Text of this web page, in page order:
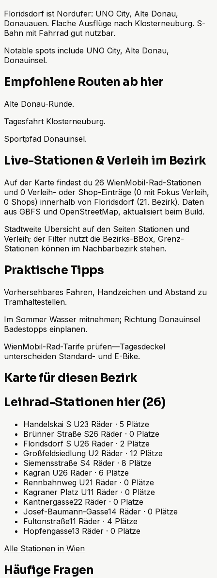
Floridsdorf ist Nordufer: UNO City, Alte Donau,
Donauauen. Flache Ausflüge nach Klosterneuburg. S-
Bahn mit Fahrrad gut nutzbar.
Notable spots include UNO City, Alte Donau,
Donauinsel.
Empfohlene Routen ab hier
Alte Donau-Runde.
Tagesfahrt Klosterneuburg.
Sportpfad Donauinsel.
Live-Stationen & Verleih im Bezirk
Auf der Karte findest du 26 WienMobil-Rad-Stationen
und 0 Verleih- oder Shop-Einträge (0 mit Fokus Verleih,
0 Shops) innerhalb von Floridsdorf (21. Bezirk). Daten
aus GBFS und OpenStreetMap, aktualisiert beim Build.
Stadtweite Übersicht auf den Seiten Stationen und
Verleih; der Filter nutzt die Bezirks-BBox, Grenz-
Stationen können im Nachbarbezirk stehen.
Praktische Tipps
Vorhersehbares Fahren, Handzeichen und Abstand zu
Tramhaltestellen.
Im Sommer Wasser mitnehmen; Richtung Donauinsel
Badestopps einplanen.
WienMobil-Rad-Tarife prüfen—Tagesdeckel
unterscheiden Standard- und E-Bike.
Karte für diesen Bezirk
Leihrad-Stationen hier (26)
Handelskai S U23 Räder · 5 Plätze
Brünner Straße S26 Räder · 0 Plätze
Floridsdorf S U26 Räder · 2 Plätze
Großfeldsiedlung U2 Räder · 12 Plätze
Siemensstraße S4 Räder · 8 Plätze
Kagran U26 Räder · 6 Plätze
Rennbahnweg U21 Räder · 0 Plätze
Kagraner Platz U11 Räder · 0 Plätze
Kantnergasse22 Räder · 0 Plätze
Josef-Baumann-Gasse14 Räder · 0 Plätze
Fultonstraße11 Räder · 4 Plätze
Hopfengasse13 Räder · 0 Plätze
Alle Stationen in Wien
Häufige Fragen